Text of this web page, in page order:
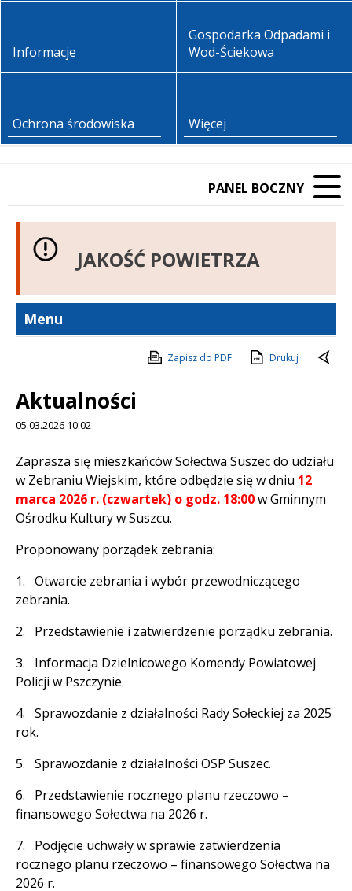
Informacje
Gospodarka Odpadami i
Wod-Ściekowa
Ochrona środowiska Więcej
PANEL BOCZNY
JAKOŚĆ POWIETRZA
Menu
Zapisz do PDF Drukuj
Aktualności
05.03.2026 10:02
Treść
Zaprasza się mieszkańców Sołectwa Suszec do udziału
w Zebraniu Wiejskim, które odbędzie się w dniu 12
marca 2026 r. (czwartek) o godz. 18:00w Gminnym
Ośrodku Kultury w Suszcu.
Proponowany porządek zebrania:
1. Otwarcie zebrania i wybór przewodniczącego
zebrania.
2. Przedstawienie i zatwierdzenie porządku zebrania.
3. Informacja Dzielnicowego Komendy Powiatowej
Policji w Pszczynie.
4. Sprawozdanie z działalności Rady Sołeckiej za 2025
rok.
5. Sprawozdanie z działalności OSP Suszec.
6. Przedstawienie rocznego planu rzeczowo –
finansowego Sołectwa na 2026 r.
7. Podjęcie uchwały w sprawie zatwierdzenia
rocznego planu rzeczowo – finansowego Sołectwa na
2026 r.